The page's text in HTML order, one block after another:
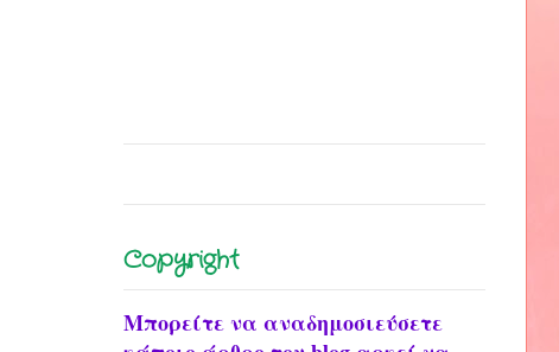
Copyright
Μπορείτε να αναδημοσιεύσετε